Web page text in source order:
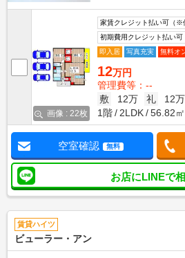
画像 : 22枚
家賃クレジット払い可（※
初期費用クレジット払い可
即入居
写真充実 無料オ
12万円
管理費等：--
敷
12万 礼
12万
1階
2LDK 56.82㎡
空室確認 無料
お店にLINEで
賃貸ハイツ
ビューラー・アン